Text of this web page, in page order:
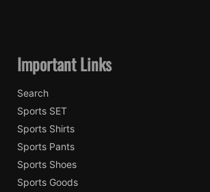
Important Links
Search
Sports SET
Sports Shirts
Sports Pants
Sports Shoes
Sports Goods